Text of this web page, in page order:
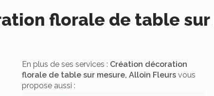
florale de table sur
En plus de ses services : Création décoration
florale de table sur mesure, Alloin Fleursvous
propose aussi :